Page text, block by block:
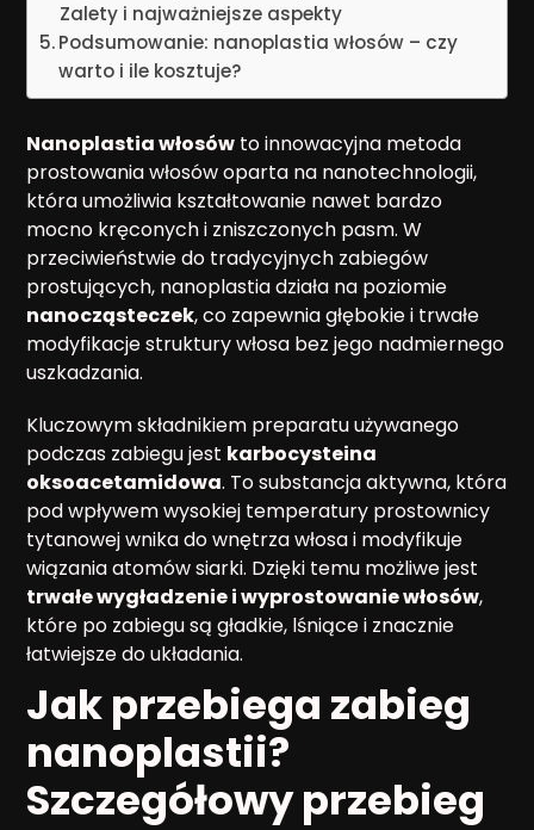
Zalety i najważniejsze aspekty
Podsumowanie: nanoplastia włosów – czy
warto i ile kosztuje?
Nanoplastia włosów to innowacyjna metoda
prostowania włosów oparta na nanotechnologii,
która umożliwia kształtowanie nawet bardzo
mocno kręconych i zniszczonych pasm. W
przeciwieństwie do tradycyjnych zabiegów
prostujących, nanoplastia działa na poziomie
nanocząsteczek, co zapewnia głębokie i trwałe
modyfikacje struktury włosa bez jego nadmiernego
uszkadzania.
Kluczowym składnikiem preparatu używanego
podczas zabiegu jest karbocysteina
oksoacetamidowa. To substancja aktywna, która
pod wpływem wysokiej temperatury prostownicy
tytanowej wnika do wnętrza włosa i modyfikuje
wiązania atomów siarki. Dzięki temu możliwe jest
trwałe wygładzenie i wyprostowanie włosów,
które po zabiegu są gładkie, lśniące i znacznie
łatwiejsze do układania.
Jak przebiega zabieg
nanoplastii?
Szczegółowy przebieg